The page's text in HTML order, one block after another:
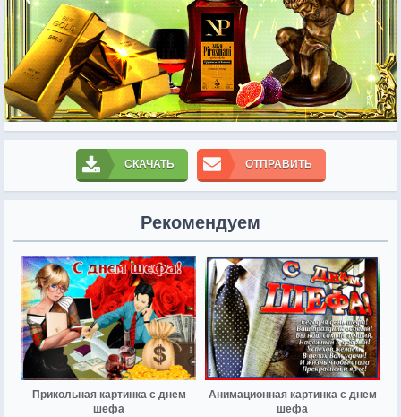
СКАЧАТЬ ОТПРАВИТЬ
Рекомендуем
Прикольная картинка с днем
шефа
Анимационная картинка с днем
шефа